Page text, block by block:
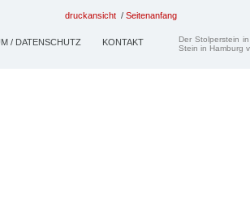
druckansicht / Seitenanfang
/ DATENSCHUTZ KONTAKT
Der Stolperstein
Stein in Hamburg